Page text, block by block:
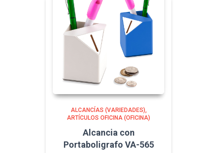
ALCANCÍAS (VARIEDADES)
ARTÍCULOS OFICINA (OFICINA)
Alcancia con
Portaboligrafo VA-565